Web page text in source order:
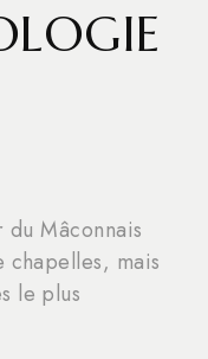
Mâconnais
mais
le plus